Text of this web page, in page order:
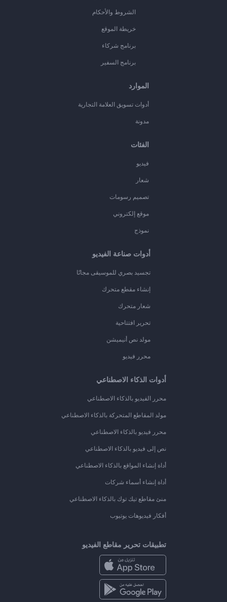
الشروط والأحكام
خريطة الموقع
برنامج شركاء
برنامج السفير
الموارد
أدوات تسويق العلامة التجارية
مدونة
الفئات
فيديو
شعار
تصميم رسومات
موقع إلكتروني
نموذج
أدوات صناعة الفيديو
تجسيد بصري للموسيقى مجانًا
إنشاء مقطع متحرك
شعار متحرك
تحرير افتتاحية
مولد نص أنيميشن
محرر فيديو
أدوات الذكاء الاصطناعي
محرر الفيديو بالذكاء الاصطناعي
مولد المقاطع المتحركة بالذكاء الاصطناعي
محرر فيديو بالذكاء الاصطناعي
نص إلى فيديو بالذكاء الاصطناعي
أداة إنشاء المواقع بالذكاء الاصطناعي
أداة إنشاء أسماء شركات
منئ مقاطع تيك توك بالذكاء الاصطناعي
أفكار فيديوهات يوتيوب
تطبيقات تحرير مقاطع الفيديو